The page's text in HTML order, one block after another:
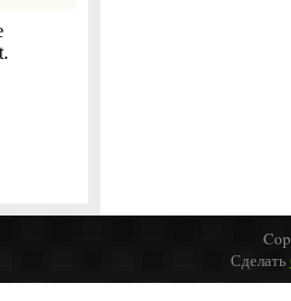
Сделать